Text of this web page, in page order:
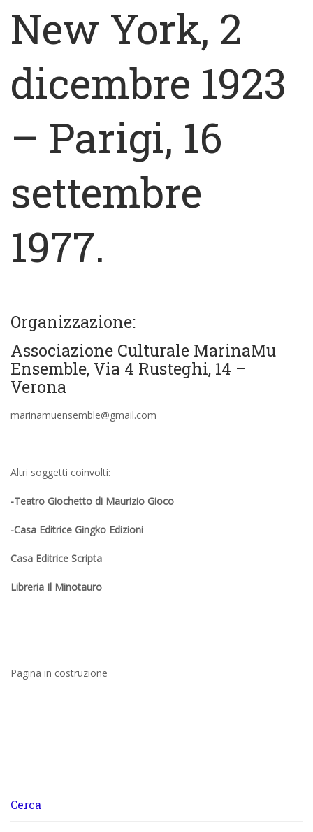
New York, 2
dicembre 1923
– Parigi, 16
settembre
1977.
Organizzazione:
Associazione Culturale MarinaMu
Ensemble, Via 4 Rusteghi, 14 –
Verona
marinamuensemble@gmail.com
Altri soggetti coinvolti:
-Teatro Giochetto di Maurizio Gioco
-Casa Editrice Gingko Edizioni
Casa Editrice Scripta
Libreria Il Minotauro
Pagina in costruzione
Cerca